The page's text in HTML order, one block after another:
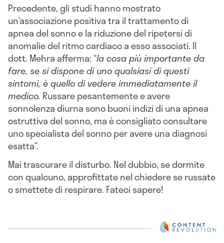
Precedente, gli studi hanno mostrato
un’associazione positiva tra il trattamento di
apnea del sonno e la riduzione del ripetersi di
anomalie del ritmo cardiaco a esso associati. Il
dott. Mehra afferma: “la cosa più importante da
fare, se si dispone di uno qualsiasi di questi
sintomi, è quello di vedere immediatamente il
medico. Russare pesantemente e avere
sonnolenza diurna sono buoni indizi di una apnea
ostruttiva del sonno, ma è consigliato consultare
uno specialista del sonno per avere una diagnosi
esatta”.
Mai trascurare il disturbo. Nel dubbio, se dormite
con qualcuno, approfittate nel chiedere se russate
o smettete di respirare. Fateci sapere!